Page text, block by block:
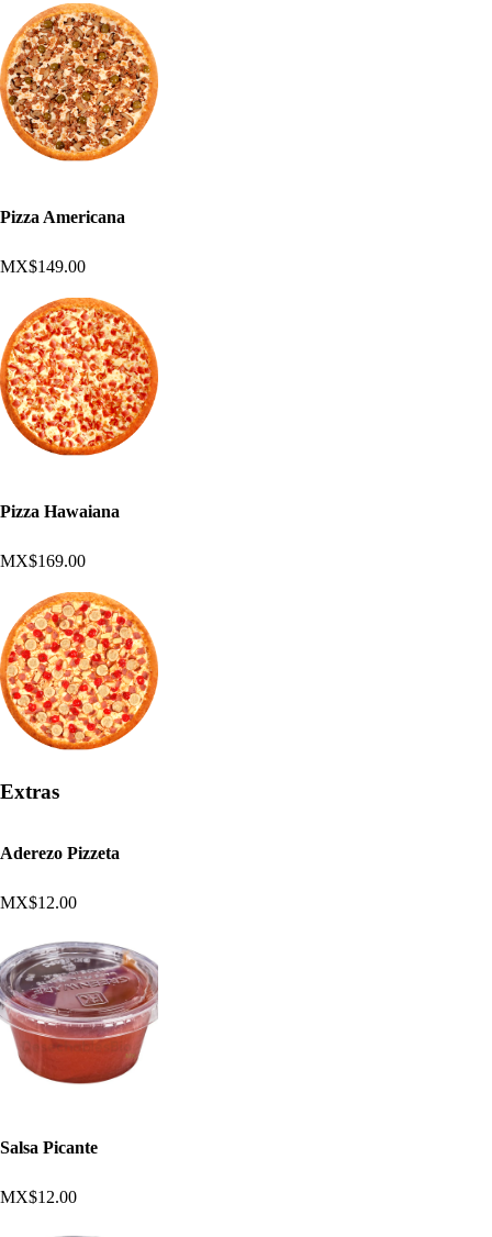
Pizza Americana
MX$149.00
Pizza Hawaiana
MX$169.00
Extras
Aderezo Pizzeta
MX$12.00
Salsa Picante
MX$12.00